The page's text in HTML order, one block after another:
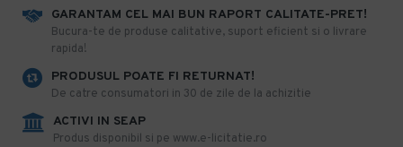
GARANTAM CEL MAI BUN RAPORT CALITATE-PRET!
​Bucura-te de produse calitative, suport eficient si o livrare
rapida!
PRODUSUL POATE FI RETURNAT!
De catre consumatori in 30 de zile de la achizitie
ACTIVI IN SEAP
Produs disponibil si pe www.e-licitatie.ro